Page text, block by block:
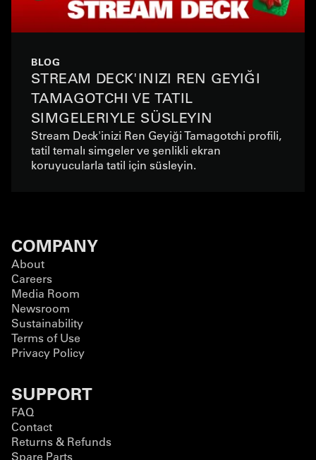
BLOG
STREAM DECK'INIZI REN GEYIĞI
TAMAGOTCHI VE TATIL
SIMGELERIYLE SÜSLEYIN
Stream Deck'inizi Ren Geyiği Tamagotchi profili,
tatil temalı simgeler ve şenlikli ekran
koruyucularla tatil için süsleyin.
COMPANY
About
Careers
Media Room
Newsroom
Sustainability
Terms of Use
Privacy Policy
SUPPORT
FAQ
Contact
Returns & Refunds
Spare Parts